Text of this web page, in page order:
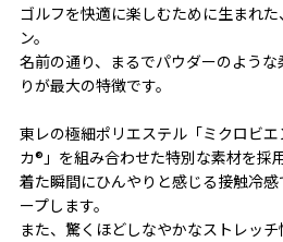
ゴルフを快適に楽しむために生まれ
ン。
名前の通り、まるでパウダーのよう
りが最大の特徴です。
東レの極細ポリエステル「ミクロビ
カ®」を組み合わせた特別な素材を採用
着た瞬間にひんやりと感じる接触冷
ープします。
また、驚くほどしなやかなストレッ